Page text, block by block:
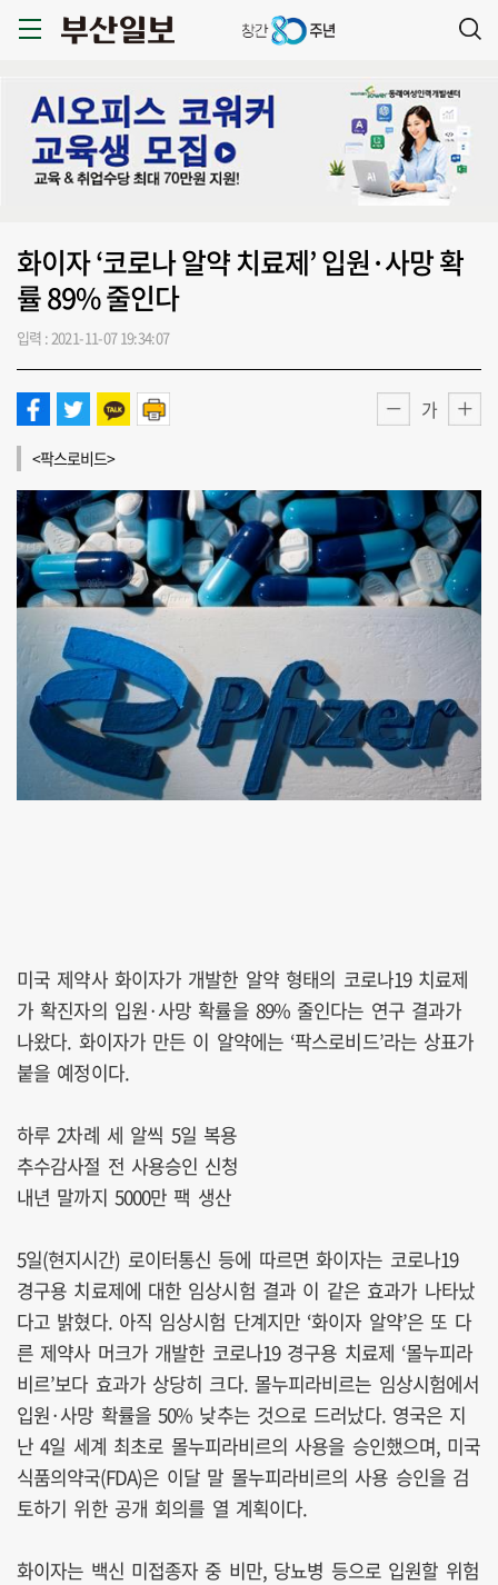
화이자 ‘코로나 알약 치료제’ 입원·사망 확
률 89% 줄인다
입력 : 2021-11-07 19:34:07
가
<팍스로비드>
미국 제약사 화이자가 개발한 알약 형태의 코로나19 치료제
가 확진자의 입원·사망 확률을 89% 줄인다는 연구 결과가
나왔다. 화이자가 만든 이 알약에는 ‘팍스로비드’라는 상표가
붙을 예정이다.
하루 2차례 세 알씩 5일 복용
추수감사절 전 사용승인 신청
내년 말까지 5000만 팩 생산
5일(현지시간) 로이터통신 등에 따르면 화이자는 코로나19
경구용 치료제에 대한 임상시험 결과 이 같은 효과가 나타났
다고 밝혔다. 아직 임상시험 단계지만 ‘화이자 알약’은 또 다
른 제약사 머크가 개발한 코로나19 경구용 치료제 ‘몰누피라
비르’보다 효과가 상당히 크다. 몰누피라비르는 임상시험에서
입원·사망 확률을 50% 낮추는 것으로 드러났다. 영국은 지
난 4일 세계 최초로 몰누피라비르의 사용을 승인했으며, 미국
식품의약국(FDA)은 이달 말 몰누피라비르의 사용 승인을 검
토하기 위한 공개 회의를 열 계획이다.
화이자는 백신 미접종자 중 비만, 당뇨병 등으로 입원할 위험